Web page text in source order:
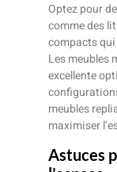
Optez pour
comme des
compacts qui
Les meubles
excellente
meubles
maximiser
Astuces